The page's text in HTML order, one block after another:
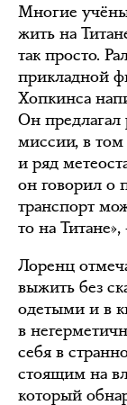
Многие
жить на
так просто.
прикладной
Хопкинса
Он предлагал
миссии, в том
и ряд
он говорил о
транспорт
то на
Лоренц
выжить без
одетыми и в
в
себя в
стоящим на
который